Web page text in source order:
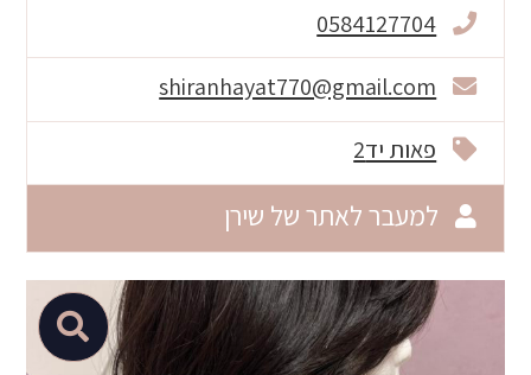
0584127704
shiranhayat770@gmail.com
פאות יד2
למעבר לאתר של שירן